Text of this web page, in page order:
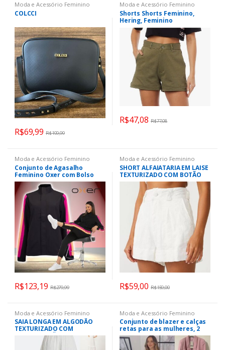
Moda e Acessório Feminino
COLCCI
R$69,99 R$199,99
Moda e Acessório Feminino
Shorts Shorts Feminino,
Hering, Feminino
R$47,08 R$77,08
Moda e Acessório Feminino
Conjunto de Agasalho
Feminino Oxer com Bolso
Plano Color Block
R$123,19 R$279,99
Moda e Acessório Feminino
SHORT ALFAIATARIA EM LAISE
TEXTURIZADO COM BOTÃO
FORRADO OFF WHITE
R$59,00 R$159,00
Moda e Acessório Feminino
SAIA LONGA EM ALGODÃO
TEXTURIZADO COM
SOBREPOSIÇÃO E BARRA
FRANZIDA BRANCO
Moda e Acessório Feminino
Conjunto de blazer e calças
retas para as mulheres, 2
peças, blazer e calças retas,
chique, moda, novo,